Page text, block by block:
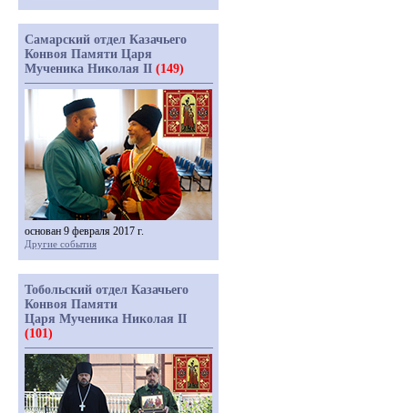
Самарский отдел Казачьего
Конвоя Памяти Царя
Мученика Николая II (149)
основан 9 февраля 2017 г.
Другие события
Тобольский отдел Казачьего
Конвоя Памяти
Царя Мученика Николая II
(101)